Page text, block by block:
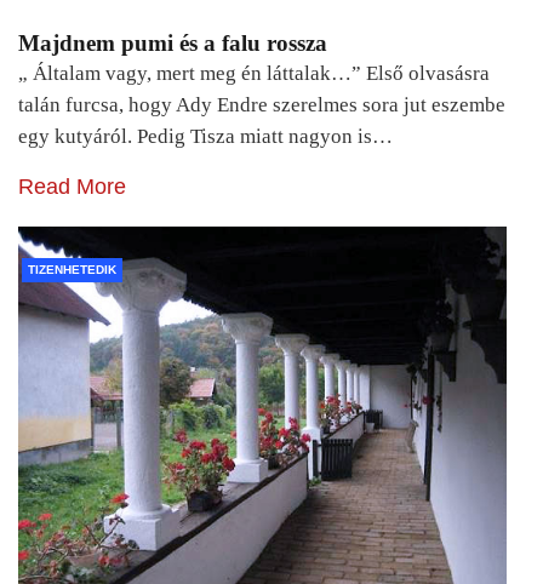
Majdnem pumi és a falu rossza
„ Általam vagy, mert meg én láttalak…” Első olvasásra
talán furcsa, hogy Ady Endre szerelmes sora jut eszembe
egy kutyáról. Pedig Tisza miatt nagyon is…
Read More
TIZENHETEDIK